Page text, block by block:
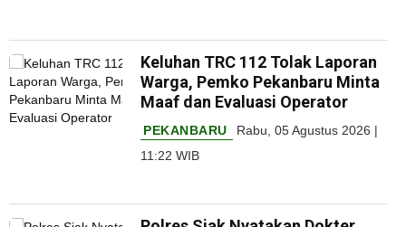
Keluhan TRC 112 Tolak Laporan
Warga, Pemko Pekanbaru Minta
Maaf dan Evaluasi Operator
PEKANBARU
Rabu, 05 Agustus 2026 |
11:22 WIB